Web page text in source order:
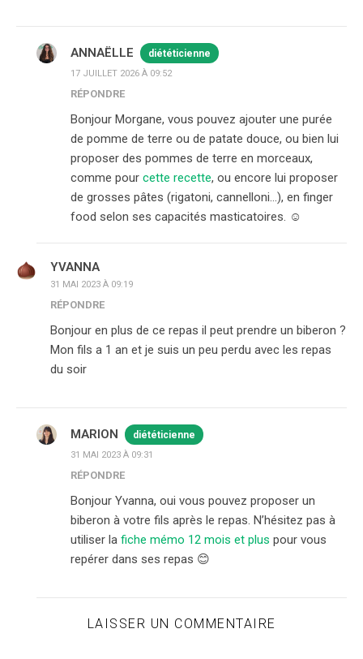
ANNAËLLE diététicienne
17 JUILLET 2026 À 09:52
RÉPONDRE
Bonjour Morgane, vous pouvez ajouter une purée
de pomme de terre ou de patate douce, ou bien lui
proposer des pommes de terre en morceaux,
comme pour cette recette, ou encore lui proposer
de grosses pâtes (rigatoni, cannelloni…), en finger
food selon ses capacités masticatoires. ☺️
YVANNA
31 MAI 2023 À 09:19
RÉPONDRE
Bonjour en plus de ce repas il peut prendre un biberon ?
Mon fils a 1 an et je suis un peu perdu avec les repas
du soir
MARION diététicienne
31 MAI 2023 À 09:31
RÉPONDRE
Bonjour Yvanna, oui vous pouvez proposer un
biberon à votre fils après le repas. N’hésitez pas à
utiliser la fiche mémo 12 mois et plus pour vous
repérer dans ses repas 😊
LAISSER UN COMMENTAIRE